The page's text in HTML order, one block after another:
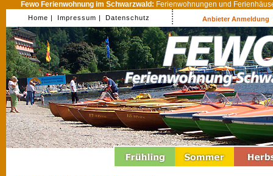
Fewo Ferienwohnung im Schwarzwald: Ferienwohnungen und
Home | Impressum | Datenschutz Anbieter Anmeldung